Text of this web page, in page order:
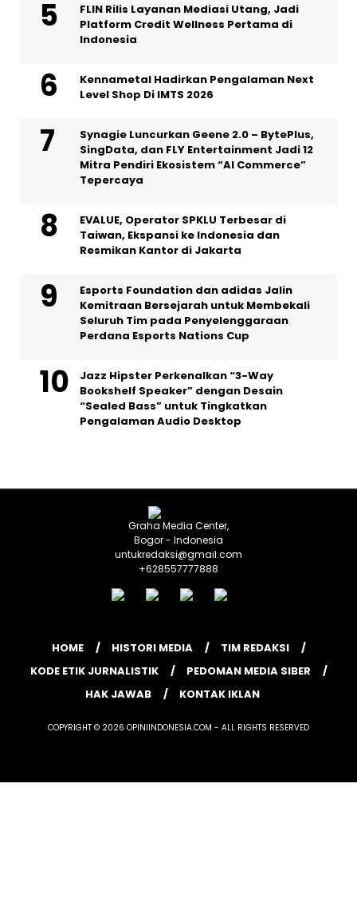
FLIN Rilis Layanan Mediasi Utang, Jadi
Platform Credit Wellness Pertama di
Indonesia
Kennametal Hadirkan Pengalaman Next
Level Shop Di IMTS 2026
Synagie Luncurkan Geene 2.0 – BytePlus,
SingData, dan FLY Entertainment Jadi 12
Mitra Pendiri Ekosistem “AI Commerce”
Tepercaya
EVALUE, Operator SPKLU Terbesar di
Taiwan, Ekspansi ke Indonesia dan
Resmikan Kantor di Jakarta
Esports Foundation dan adidas Jalin
Kemitraan Bersejarah untuk Membekali
Seluruh Tim pada Penyelenggaraan
Perdana Esports Nations Cup
Jazz Hipster Perkenalkan “3-Way
Bookshelf Speaker” dengan Desain
“Sealed Bass” untuk Tingkatkan
Pengalaman Audio Desktop
Graha Media Center,
Bogor - Indonesia
untukredaksi@gmail.com
+628557777888
HOME HISTORI MEDIA
TIM REDAKSI
KODE ETIK JURNALISTIK
PEDOMAN MEDIA SIBER
HAK JAWAB
KONTAK IKLAN
COPYRIGHT © 2026 OPINIINDONESIA.COM - ALL RIGHTS RESERVED